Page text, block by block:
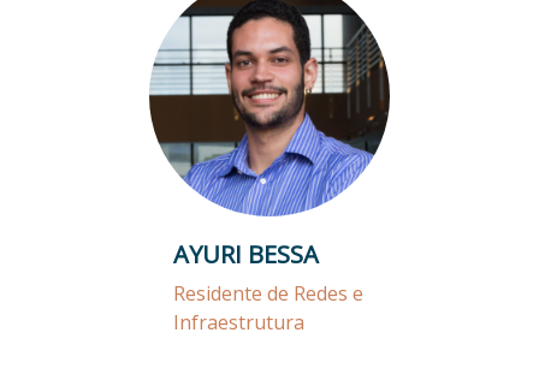
AYURI BESSA
Residente de Redes e
Infraestrutura